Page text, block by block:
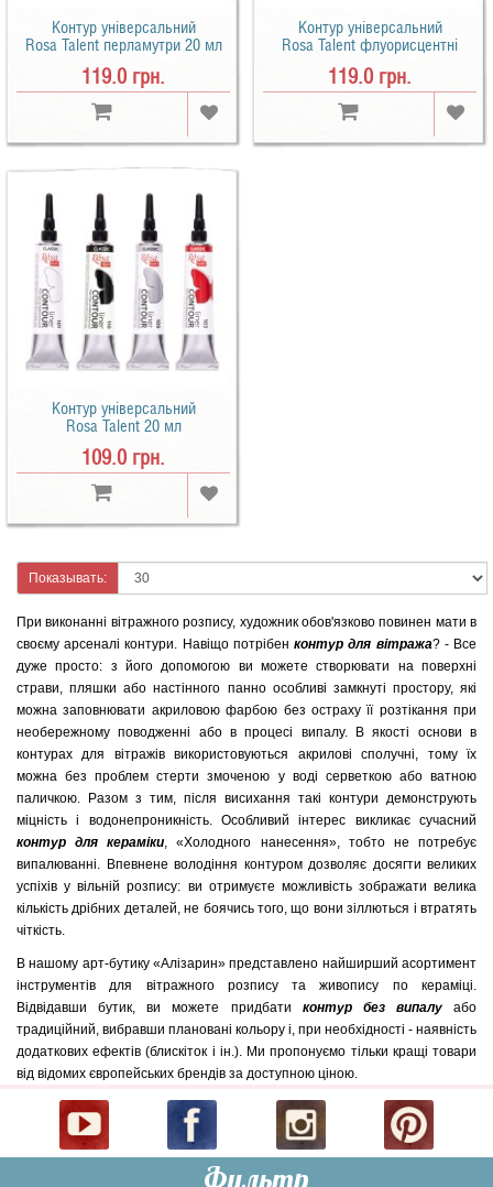
Контур універсальний
Rosa Talent перламутри 20 мл
119.0 грн.
Контур універсальний
Rosa Talent флуорисцентні
119.0 грн.
Контур універсальний
Rosa Talent 20 мл
109.0 грн.
Показывать:
При виконанні вітражного розпису, художник обов'язково повинен мати в
своєму арсеналі контури. Навіщо потрібенконтур для вітража? - Все
дуже просто: з його допомогою ви можете створювати на поверхні
страви, пляшки або настінного панно особливі замкнуті простору, які
можна заповнювати акриловою фарбою без остраху її розтікання при
необережному поводженні або в процесі випалу. В якості основи в
контурах для вітражів використовуються акрилові сполучні, тому їх
можна без проблем стерти змоченою у воді серветкою або ватною
паличкою. Разом з тим, після висихання такі контури демонструють
міцність і водонепроникність. Особливий інтерес викликає сучасний
контур для кераміки, «Холодного нанесення», тобто не потребує
випалюванні. Впевнене володіння контуром дозволяє досягти великих
успіхів у вільній розпису: ви отримуєте можливість зображати велика
кількість дрібних деталей, не боячись того, що вони зіллються і втратять
чіткість.
В нашому арт-бутику «Алізарин» представлено найширший асортимент
інструментів для вітражного розпису та живопису по кераміці.
Відвідавши бутик, ви можете придбати контур без випалуабо
традиційний, вибравши плановані кольору і, при необхідності - наявність
додаткових ефектів (блискіток і ін.). Ми пропонуємо тільки кращі товари
від відомих європейських брендів за доступною ціною.